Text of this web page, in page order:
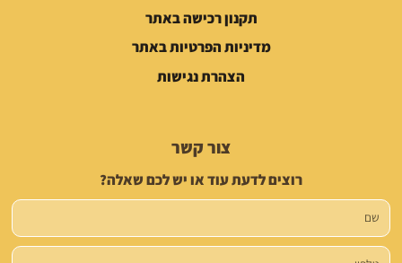
תקנון רכישה באתר
מדיניות הפרטיות באתר
הצהרת נגישות
צור קשר
רוצים לדעת עוד או יש לכם שאלה?
שם
טלפון